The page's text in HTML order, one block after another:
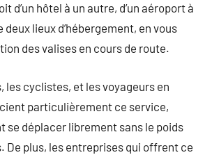
d’un hôtel à un autre, d’un aéroport à
deux lieux d’hébergement, en vous
des valises en cours de route.
les cyclistes, et les voyageurs en
particulièrement ce service,
se déplacer librement sans le poids
De plus, les entreprises qui offrent ce